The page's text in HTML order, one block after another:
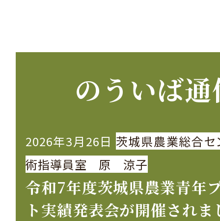
のういば
2026年3月26日 茨城県農業総合セ
術指導員室 原 涼子
令和7年度茨城県農業青年
ト実績発表会が開催されま